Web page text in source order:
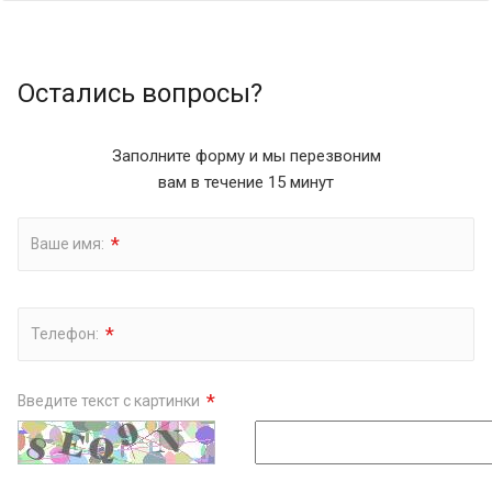
Остались вопросы?
Заполните форму и мы перезвоним
вам в течение 15 минут
Ваше имя: *
Телефон: *
Введите текст с картинки *